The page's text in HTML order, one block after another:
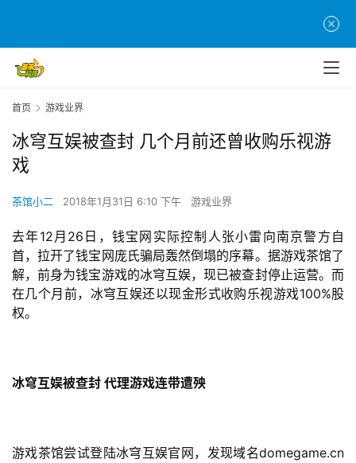
首页 游戏业界
冰穹互娱被查封 几个月前还曾收购乐视游
戏
茶馆小二 2018年1月31日 6:10 下午 游戏业界
去年12月26日，钱宝网实际控制人张小雷向南京警方自
首，拉开了钱宝网庞氏骗局轰然倒塌的序幕。据游戏茶馆了
解，前身为钱宝游戏的冰穹互娱，现已被查封停止运营。而
在几个月前，冰穹互娱还以现金形式收购乐视游戏100%股
权。
冰穹互娱被查封 代理游戏连带遭殃
游戏茶馆尝试登陆冰穹互娱官网，发现域名domegame.cn